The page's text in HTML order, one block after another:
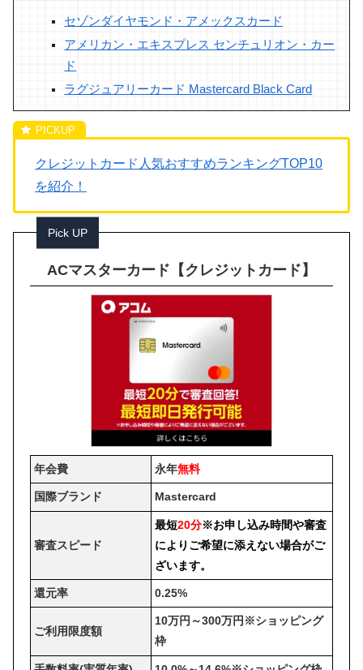
セゾンダイヤモンド・アメックスカード
アメリカン・エキスプレス センチュリオン・カー
ド
ラグジュアリーカード Mastercard Black Card
クレジットカード人気おすすめランキングTOP10
を紹介！
Pick UP
ACマスターカード【クレジットカード】
年会費 永年無料
国際ブランド Mastercard
審査スピード
最短20分※お申し込み時間や審査
によりご希望に添えない場合がご
ざいます。
還元率 0.25%
ご利用限度額
10万円～300万円※ショッピング
枠